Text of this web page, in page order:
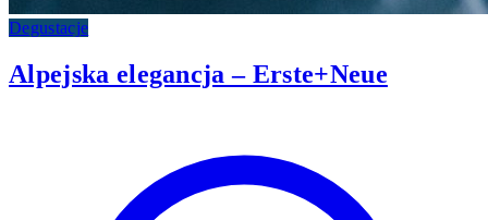
Degustacje
Alpejska elegancja – Erste+Neue